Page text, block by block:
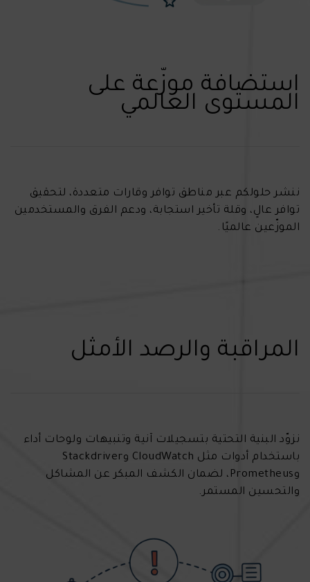
استضافة موزّعة على
المستوى العالمي
ننشر حلولكم عبر مناطق توافر وقارات متعددة، لتحقيق
توافر عالٍ، وقلة تأخير استجابة، ودعم الفرق والمستخدمين
الموزّعين عالميًا.
المراقبة والرصد الأمثل
نزوّد البنية التحتية بتسجيلات آنية وتنبيهات ولوحات أداء
باستخدام أدوات مثل CloudWatch وStackdriver
وPrometheus، لضمان الكشف المبكر عن المشاكل
والتحسين المستمر.